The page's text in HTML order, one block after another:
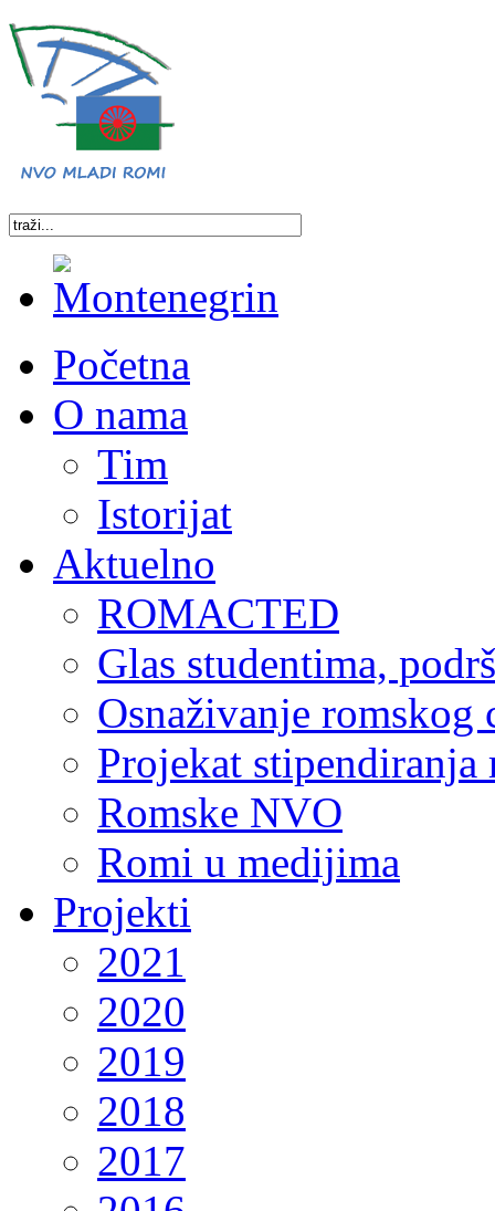
Početna
O nama
Tim
Istorijat
Aktuelno
ROMACTED
Glas studentima,
Osnaživanje
Projekat stipendiranja
Romske NVO
Romi u medijima
Projekti
2021
2020
2019
2018
2017